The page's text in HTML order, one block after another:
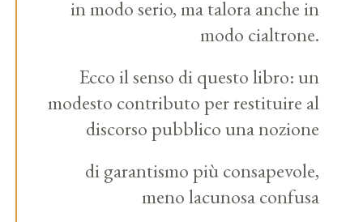
in modo serio, ma talora anche in
modo cialtrone.
Ecco il senso di questo libro: un
modesto contributo per restituire al
discorso pubblico una nozione
di garantismo più consapevole,
meno lacunosa confusa